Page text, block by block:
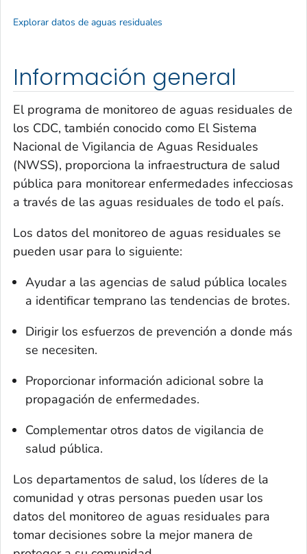
Información general
El programa de monitoreo de aguas residuales de
los CDC, también conocido como El Sistema
Nacional de Vigilancia de Aguas Residuales
(NWSS), proporciona la infraestructura de salud
pública para monitorear enfermedades infecciosas
a través de las aguas residuales de todo el país.
Los datos del monitoreo de aguas residuales se
pueden usar para lo siguiente:
Ayudar a las agencias de salud pública locales
a identificar temprano las tendencias de brotes.
Dirigir los esfuerzos de prevención a donde más
se necesiten.
Proporcionar información adicional sobre la
propagación de enfermedades.
Complementar otros datos de vigilancia de
salud pública.
Los departamentos de salud, los líderes de la
comunidad y otras personas pueden usar los
datos del monitoreo de aguas residuales para
tomar decisiones sobre la mejor manera de
Explorar datos de aguas residuales